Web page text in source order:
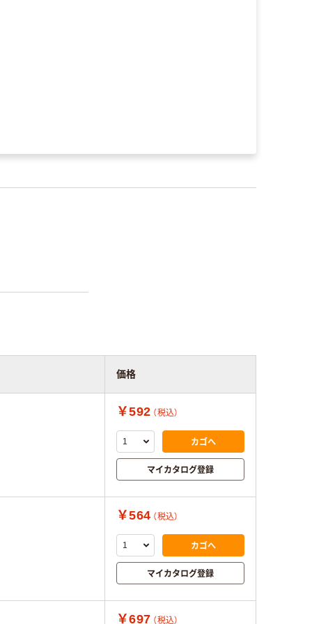
価格
￥592 （税込）
カゴへ
マイカタログ登録
￥564 （税込）
カゴへ
マイカタログ登録
￥697 （税込）